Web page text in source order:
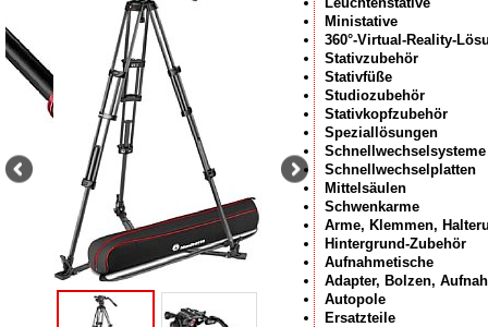
Ministative
360°-Virtual-Reality-
Stativzubehör
Stativfüße
Studiozubehör
Stativkopfzubehör
Speziallösungen
Schnellwechselsysteme
Schnellwechselplatten
Mittelsäulen
Schwenkarme
Arme, Klemmen,
Hintergrund-Zubehör
Aufnahmetische
Adapter, Bolzen,
Autopole
Ersatzteile